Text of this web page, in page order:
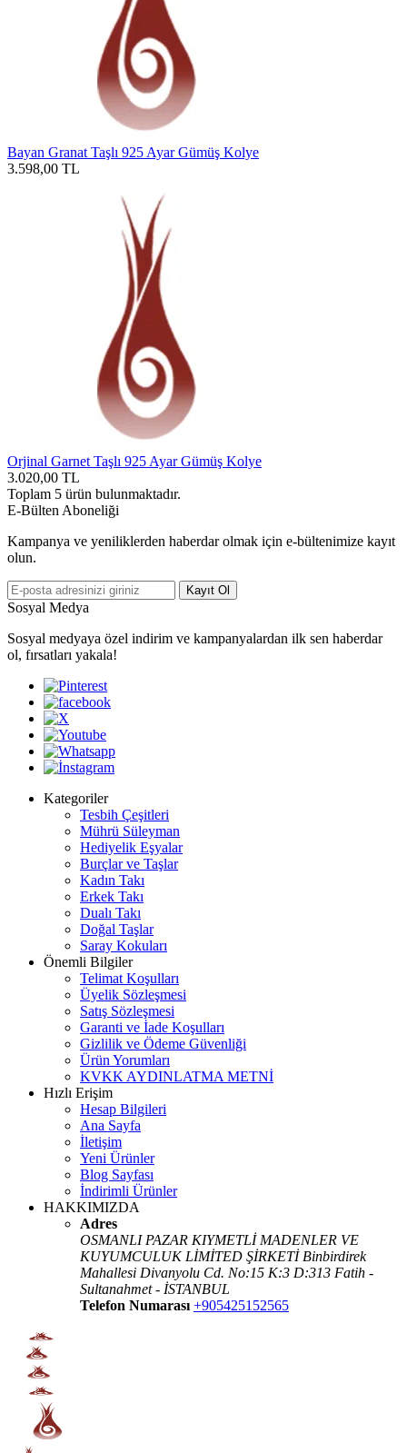
Bayan Granat Taşlı 925 Ayar Gümüş Kolye
3.598,00 TL
Orjinal Garnet Taşlı 925 Ayar Gümüş Kolye
3.020,00 TL
Toplam 5 ürün bulunmaktadır.
E-Bülten Aboneliği
Kampanya ve yeniliklerden haberdar olmak için e-bültenimize kayıt
olun.
Kayıt Ol
Sosyal Medya
Sosyal medyaya özel indirim ve kampanyalardan ilk sen haberdar
ol, fırsatları yakala!
Kategoriler
Tesbih Çeşitleri
Mührü Süleyman
Hediyelik Eşyalar
Burçlar ve Taşlar
Kadın Takı
Erkek Takı
Dualı Takı
Doğal Taşlar
Saray Kokuları
Önemli Bilgiler
Telimat Koşulları
Üyelik Sözleşmesi
Satış Sözleşmesi
Garanti ve İade Koşulları
Gizlilik ve Ödeme Güvenliği
Ürün Yorumları
KVKK AYDINLATMA METNİ
Hızlı Erişim
Hesap Bilgileri
Ana Sayfa
İletişim
Yeni Ürünler
Blog Sayfası
İndirimli Ürünler
HAKKIMIZDA
Adres
OSMANLI PAZAR KIYMETLİ MADENLER VE
KUYUMCULUK LİMİTED ŞİRKETİ Binbirdirek
Mahallesi Divanyolu Cd. No:15 K:3 D:313 Fatih -
Sultanahmet - İSTANBUL
Telefon Numarası +905425152565